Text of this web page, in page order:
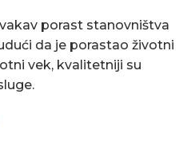
porast stanovništva
da je porastao životni
vek, kvalitetniji su